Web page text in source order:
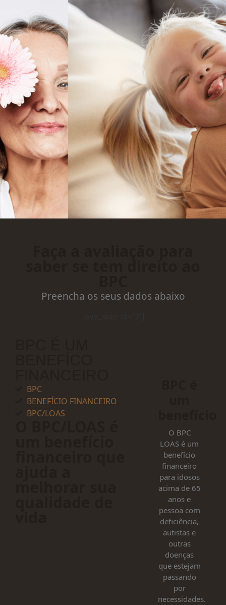
Preencha os seus dados abaixo
BPC
BENEFÍCIO FINANCEIRO
BPC/LOAS
O BPC
LOAS é um
benefício
financeiro
para idosos
acima de 65
anos e
pessoa com
deficiência,
autistas e
outras
doenças
que estejam
passando
por
necessidades.